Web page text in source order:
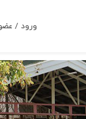
ورود /